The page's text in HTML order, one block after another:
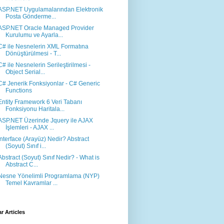
Uygulamalarından Elektronik
Posta Gönderme...
Oracle Managed Provider
Kurulumu ve Ayarla...
ile Nesnelerin XML Formatına
Dönüştürülmesi - T...
ile Nesnelerin Serileştirilmesi -
Object Serial...
Jenerik Fonksiyonlar - C# Generic
Functions
Framework 6 Veri Tabanı
Fonksiyonu Haritala...
Üzerinde Jquery ile AJAX
İşlemleri - AJAX ...
Interface (Arayüz) Nedir? Abstract
(Soyut) Sınıf i...
(Soyut) Sınıf Nedir? - What is
Abstract C...
Yönelimli Programlama (NYP)
Temel Kavramlar ...
Articles